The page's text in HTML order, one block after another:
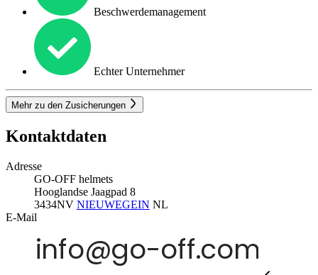
Beschwerdemanagement
Echter Unternehmer
Mehr zu den Zusicherungen
Kontaktdaten
Adresse
GO-OFF helmets
Hooglandse Jaagpad 8
3434NV NIEUWEGEIN NL
E-Mail